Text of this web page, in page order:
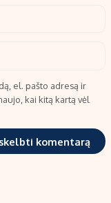
el. pašto adresą ir
kai kitą kartą vėl